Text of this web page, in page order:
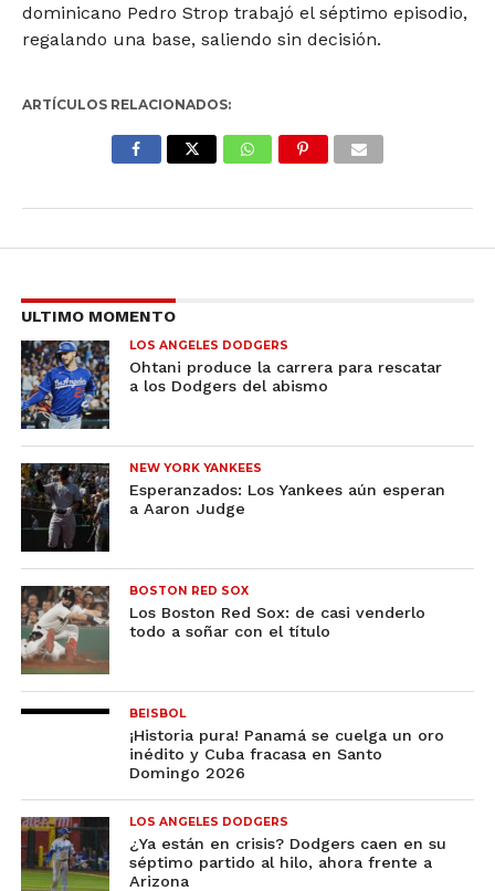
dominicano Pedro Strop trabajó el séptimo episodio,
regalando una base, saliendo sin decisión.
ARTÍCULOS RELACIONADOS:
ULTIMO MOMENTO
LOS ANGELES DODGERS
Ohtani produce la carrera para rescatar
a los Dodgers del abismo
NEW YORK YANKEES
Esperanzados: Los Yankees aún esperan
a Aaron Judge
BOSTON RED SOX
Los Boston Red Sox: de casi venderlo
todo a soñar con el título
BEISBOL
¡Historia pura! Panamá se cuelga un oro
inédito y Cuba fracasa en Santo
Domingo 2026
LOS ANGELES DODGERS
¿Ya están en crisis? Dodgers caen en su
séptimo partido al hilo, ahora frente a
Arizona